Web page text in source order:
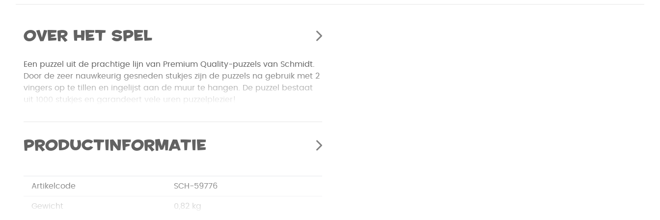
Over het spel
Een puzzel uit de prachtige lijn van Premium Quality-puzzels van Schmidt.
Door de zeer nauwkeurig gesneden stukjes zijn de puzzels na gebruik met 2
vingers op te tillen en ingelijst aan de muur te hangen. De puzzel bestaat
uit 1000 stukjes en garandeert vele uren puzzelplezier!
Productinformatie
Artikelcode SCH-59776
Gewicht 0,82 kg